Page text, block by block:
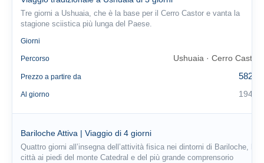
Tre giorni a Ushuaia, che è la base per il Cerro Castor e vanta la
stagione sciistica più lunga del Paese.
Giorni
Percorso Ushuaia · Cerro Castor
Prezzo a partire da 582 €
Al giorno 194 €
Bariloche Attiva | Viaggio di 4 giorni
Quattro giorni all’insegna dell’attività fisica nei dintorni di Bariloche, la
città ai piedi del monte Catedral e del più grande comprensorio